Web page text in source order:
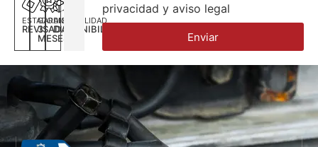
ESTADO
REVISADA
GARANTÍA
3
MESES
DISPONILIDAD
DISPONIBILIDAD
privacidad y aviso legal
Enviar